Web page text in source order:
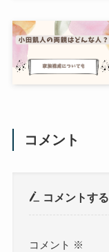
コメント
コメントする
コメント ※